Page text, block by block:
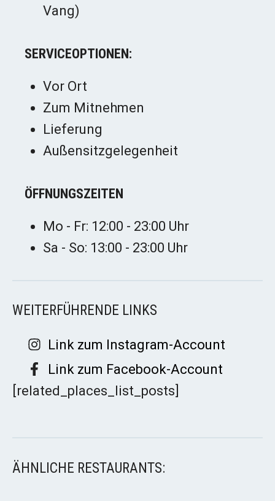
Vang)
SERVICEOPTIONEN:
Vor Ort
Zum Mitnehmen
Lieferung
Außensitzgelegenheit
ÖFFNUNGSZEITEN
Mo - Fr: 12:00 - 23:00 Uhr
Sa - So: 13:00 - 23:00 Uhr
WEITERFÜHRENDE LINKS
Link zum Instagram-Account
Link zum Facebook-Account
[related_places_list_posts]
ÄHNLICHE RESTAURANTS: